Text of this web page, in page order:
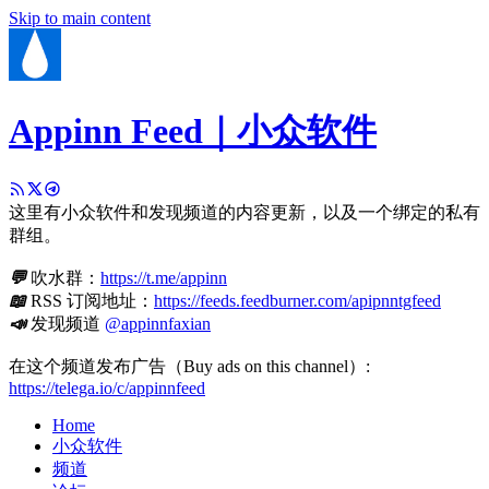
Skip to main content
Appinn Feed｜小众软件
这里有小众软件和发现频道的内容更新，以及一个绑定的私有
群组。
💬吹水群： https://t.me/appinn
📖RSS 订阅地址： https://feeds.feedburner.com/apipnntgfeed
📣发现频道 @appinnfaxian
在这个频道发布广告（Buy ads on this channel）:
https://telega.io/c/appinnfeed
Home
小众软件
频道